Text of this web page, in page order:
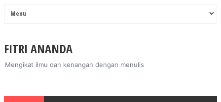
FITRI ANANDA
Mengikat ilmu dan kenangan dengan menulis